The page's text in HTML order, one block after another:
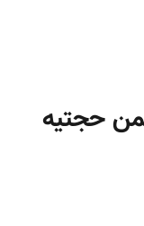
حجتیه